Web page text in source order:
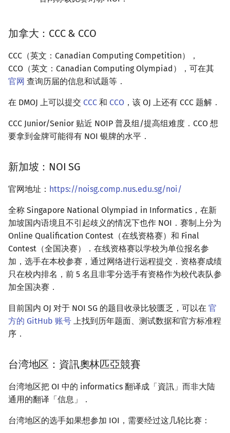
加拿大：CCC & CCO
CCC（英文：Canadian Computing Competition），
CCO（英文：Canadian Computing Olympiad），可在其
官网 查询历届的信息和试题等．
在 DMOJ 上可以提交 CCC 和 CCO ，该 OJ 上还有 CCC 题解．
CCC Junior/Senior 贴近 NOIP 普及组/提高组难度．CCO 想
要拿到金牌可能得有 NOI 银牌的水平．
新加坡：NOI SG
官网地址： https://noisg.comp.nus.edu.sg/noi/
全称 Singapore National Olympiad in Informatics，在新
加坡国内语境且不引起歧义的情况下也作 NOI．赛制上分为
Online Qualification Contest（在线资格赛）和 Final
Contest（全国决赛）．在线资格赛以学校为单位报名参
加，选手在本校参赛，通过网络进行远程提交．资格赛成绩
只在校内排名，前 5 名且非零分选手有资格作为校代表队参
加全国决赛．
目前国内 OJ 对于 NOI SG 的题目收录比较匮乏，可以在 官
方的 GitHub 账号 上找到历年题面、测试数据和官方标准程
序．
台湾地区：資訊奧林匹亞競賽
台湾地区把 OI 中的 informatics 翻译成「資訊」而非大陆
通用的翻译「信息」．
台湾地区的选手如果想参加 IOI，需要经过这几轮比赛：